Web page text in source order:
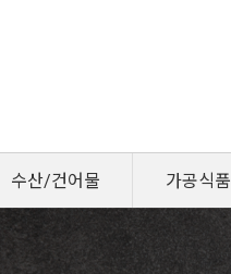
수산/건어물 가공식품